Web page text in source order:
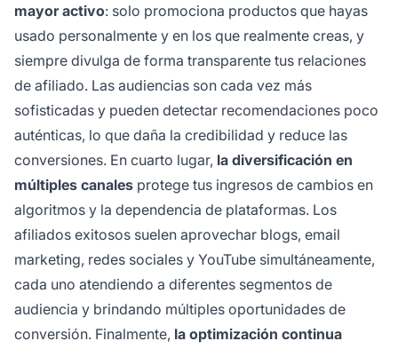
mayor activo: solo promociona productos que hayas
usado personalmente y en los que realmente creas, y
siempre divulga de forma transparente tus relaciones
de afiliado. Las audiencias son cada vez más
sofisticadas y pueden detectar recomendaciones poco
auténticas, lo que daña la credibilidad y reduce las
conversiones. En cuarto lugar, la diversificación en
múltiples canales protege tus ingresos de cambios en
algoritmos y la dependencia de plataformas. Los
afiliados exitosos suelen aprovechar blogs, email
marketing, redes sociales y YouTube simultáneamente,
cada uno atendiendo a diferentes segmentos de
audiencia y brindando múltiples oportunidades de
conversión. Finalmente, la optimización continua